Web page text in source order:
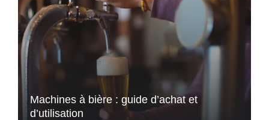
Machines à bière : guide d’achat et
d’utilisation